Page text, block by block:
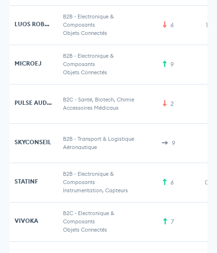
LUOS ROBOTICS
B2B - Electronique &
Composants
Objets Connectés
6
MICROEJ
B2B - Electronique &
Composants
Objets Connectés
9
PULSE AUDITION B2C - Santé, Biotech, Chimie
Accessoires Médicaux
2
SKYCONSEIL B2B - Transport & Logistique
Aéronautique
9
STATINF
B2B - Electronique &
Composants
Instrumentation, Capteurs
6
VIVOKA
B2C - Electronique &
Composants
Objets Connectés
7